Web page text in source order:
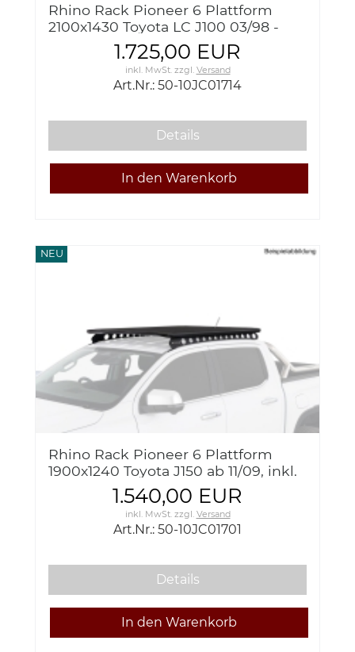
Rhino Rack Pioneer 6 Plattform
2100x1430 Toyota LC J100 03/98 -
10/07, Backbone1.725,00 EUR
inkl. MwSt. zzgl. Versand
Art.Nr.: 50-10JC01714
Details
NEU
Rhino Rack Pioneer 6 Plattform
1900x1240 Toyota J150 ab 11/09, inkl.
Backbone1.540,00 EUR
inkl. MwSt. zzgl. Versand
Art.Nr.: 50-10JC01701
Details